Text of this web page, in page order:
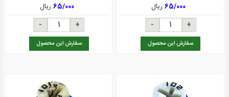
65/000ریال
سفارش این محصول
65/000 ریال
سفارش این محصول